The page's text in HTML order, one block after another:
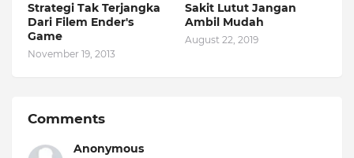
Strategi Tak Terjangka
Dari Filem Ender's
Game
November 19, 2013
Sakit Lutut Jangan
Ambil Mudah
August 22, 2019
Comments
Anonymous